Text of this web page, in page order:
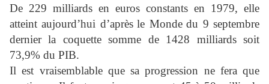
De 229 milliards en euros constants en 1979, elle
atteint aujourd’hui d’après le Monde du 9 septembre
dernier la coquette somme de 1428 milliards soit
73,9% du PIB.
Il est vraisemblable que sa progression ne fera que